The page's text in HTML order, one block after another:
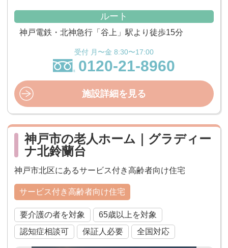
ルート
神戸電鉄・北神急行「谷上」駅より徒歩15分
受付 月〜金 8:30〜17:00
0120-21-8960
施設詳細を見る
神戸市の老人ホーム｜グラディー
ナ北鈴蘭台
神戸市北区にあるサービス付き高齢者向け住宅
サービス付き高齢者向け住宅
要介護の者を対象
65歳以上を対象
認知症相談可
保証人必要 全国対応